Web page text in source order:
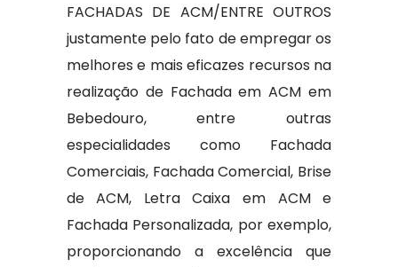
FACHADAS DE ACM/ENTRE OUTROS
justamente pelo fato de empregar os
melhores e mais eficazes recursos na
realização de Fachada em ACM em
Bebedouro, entre outras
especialidades como Fachada
Comerciais, Fachada Comercial, Brise
de ACM, Letra Caixa em ACM e
Fachada Personalizada, por exemplo,
proporcionando a excelência que